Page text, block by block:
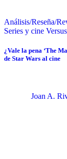
Análisis/Reseña/
Series y cine Versus
¿Vale la pena ‘The
de Star Wars al cine
Joan A.